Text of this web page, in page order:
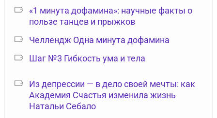
«1 минута дофамина»: научные факты о
пользе танцев и прыжков
Челлендж Одна минута дофамина
Шаг №3 Гибкость ума и тела
Из депрессии — в дело своей мечты: как
Академия Счастья изменила жизнь
Натальи Себало